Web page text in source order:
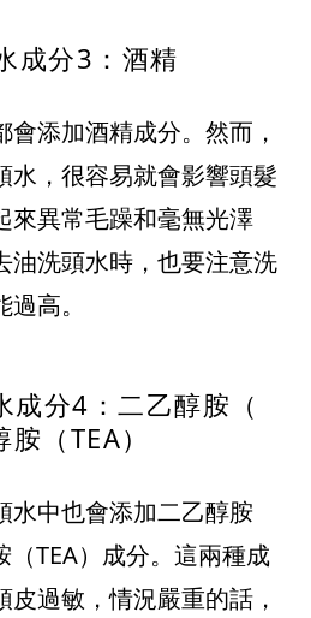
成分3：酒精
添加酒精成分。然而，
水，很容易就會影響頭髮
來異常毛躁和毫無光澤
油洗頭水時，也要注意洗
高。
成分4 ：二乙醇胺（
胺（TEA）
水中也會添加二乙醇胺
（TEA）成分。這兩種成
過敏，情況嚴重的話，